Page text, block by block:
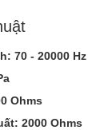
70 - 20000 Hz
Ohms
2000 Ohms